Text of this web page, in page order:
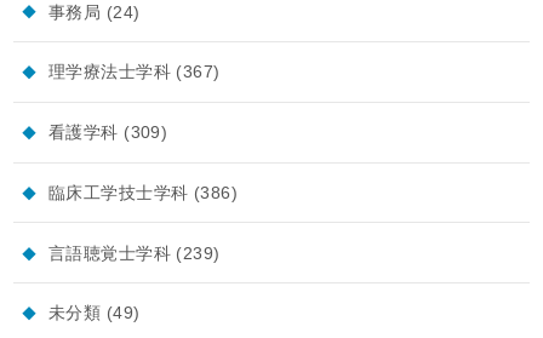
事務局 (24)
理学療法士学科 (367)
看護学科 (309)
臨床工学技士学科 (386)
言語聴覚士学科 (239)
未分類 (49)